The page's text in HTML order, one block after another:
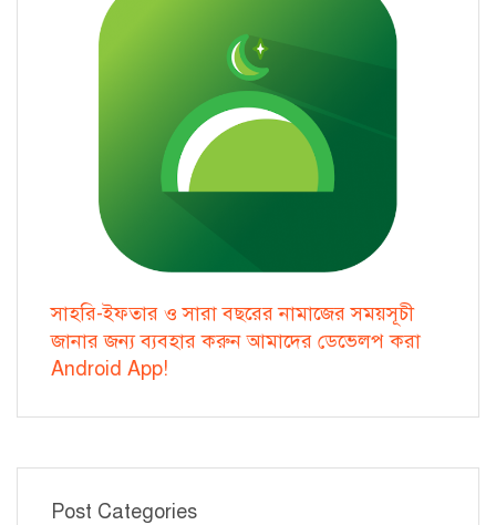
সাহরি-ইফতার ও সারা বছরের নামাজের সময়সূচী
জানার জন্য ব্যবহার করুন আমাদের ডেভেলপ করা
Android App!
Post Categories